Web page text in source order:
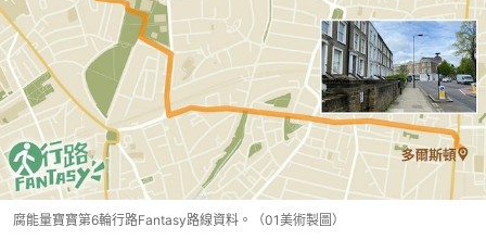
腐能量寶寶第6輪行路Fantasy路線資料。（01美術製圖）